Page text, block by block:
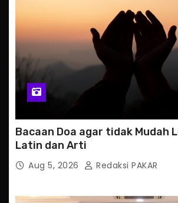
Bacaan Doa agar tidak Mudah
Latin dan Arti
Aug 5, 2026 Redaksi PAKAR